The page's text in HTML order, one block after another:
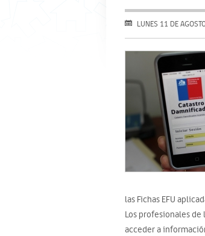
LUNES 11 DE
las Fichas EFU
Los profesionales
acceder a